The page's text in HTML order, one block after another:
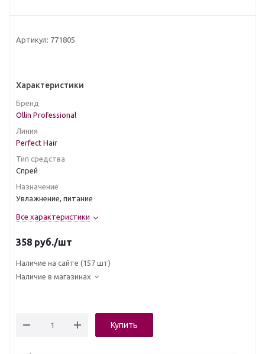
Артикул: 771805
Характеристики
Бренд
Ollin Professional
Линия
Perfect Hair
Тип средства
Спрей
Назначение
Увлажнение, питание
Все характеристики
358 руб./шт
Наличие на сайте (157 шт)
Наличие в магазинах
Купить